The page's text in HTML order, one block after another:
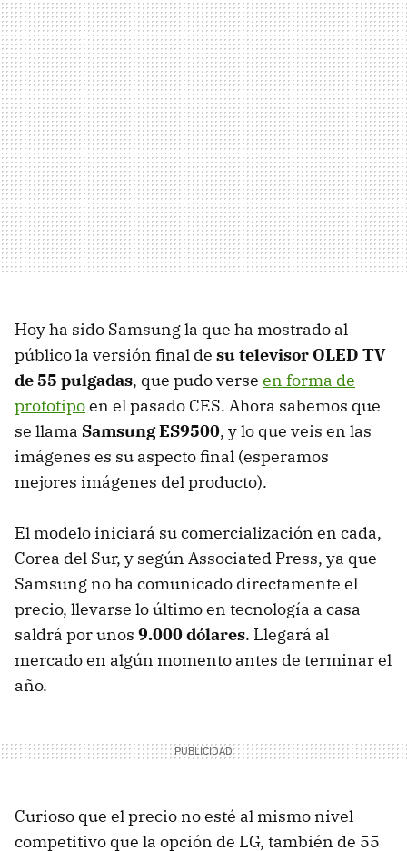
Hoy ha sido Samsung la que ha mostrado al
público la versión final de su televisor OLED TV
de 55 pulgadas, que pudo verse en forma de
prototipoen el pasado CES. Ahora sabemos que
se llama Samsung ES9500, y lo que veis en las
imágenes es su aspecto final (esperamos
mejores imágenes del producto).
El modelo iniciará su comercialización en cada,
Corea del Sur, y según Associated Press, ya que
Samsung no ha comunicado directamente el
precio, llevarse lo último en tecnología a casa
saldrá por unos 9.000 dólares. Llegará al
mercado en algún momento antes de terminar el
año.
Curioso que el precio no esté al mismo nivel
competitivo que la opción de LG, también de 55